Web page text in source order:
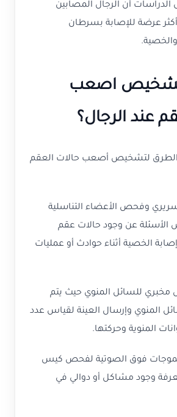
أن الرجال المصابين
عرضة للإصابة بسرطان
اصعب
عند الرجال؟
لتشخيص أصعب حالات العقم
وفحص الأعضاء التناسلية
عن وجود حالات عقم
الخصية أثناء حوادث أو عمليات
للسائل المنوي حيث يتم
المنوي وإرسال العينة لقياس عدد
المنوية وحركتها.
فوق الصوتية لفحص كيس
وجود مشاكل أو دوالي في